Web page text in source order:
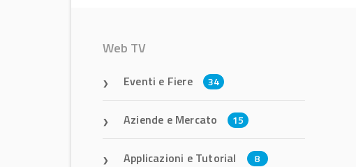
Web TV
Eventi e Fiere 34
Aziende e Mercato 15
Applicazioni e Tutorial 8